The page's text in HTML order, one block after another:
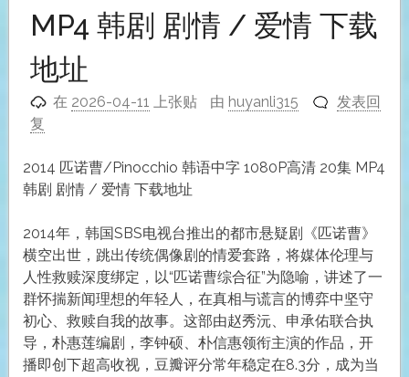
MP4 韩剧 剧情 / 爱情 下载
地址
在 2026-04-11 上张贴 由 huyanli315
发表回
复
2014 匹诺曹/Pinocchio 韩语中字 1080P高清 20集 MP4
韩剧 剧情 / 爱情 下载地址
2014年，韩国SBS电视台推出的都市悬疑剧《匹诺曹》
横空出世，跳出传统偶像剧的情爱套路，将媒体伦理与
人性救赎深度绑定，以“匹诺曹综合征”为隐喻，讲述了一
群怀揣新闻理想的年轻人，在真相与谎言的博弈中坚守
初心、救赎自我的故事。这部由赵秀沅、申承佑联合执
导，朴惠莲编剧，李钟硕、朴信惠领衔主演的作品，开
播即创下超高收视，豆瓣评分常年稳定在8.3分，成为当